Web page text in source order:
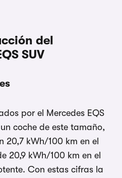
del
SUV
por el Mercedes EQS
coche de este tamaño,
20,7 kWh/100 km en el
20,9 kWh/100 km en el
Con estas cifras la